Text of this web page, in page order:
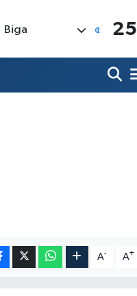
Biga 25
A- A+